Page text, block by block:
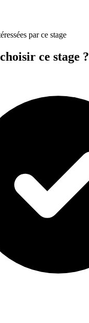
par ce stage
ce stage ?